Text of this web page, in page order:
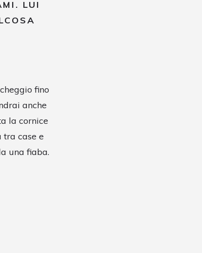
LUI
fino
anche
la cornice
tra case e
una fiaba.